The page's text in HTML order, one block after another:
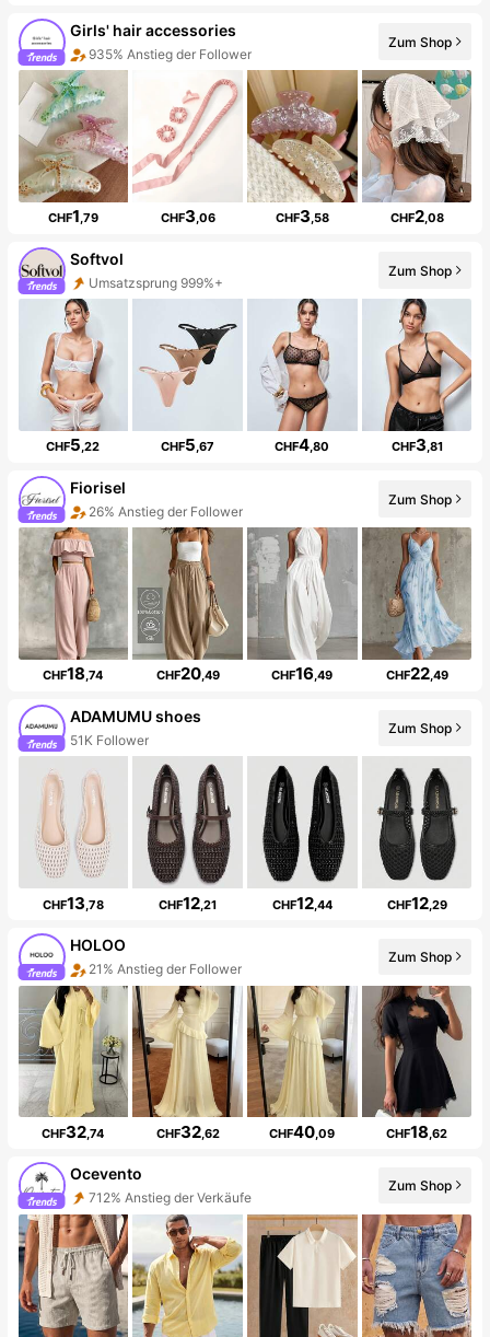
Girls' hair accessories
935% Anstieg der Follower
Zum Shop
CHF1,79 CHF3,06 CHF3,58 CHF2,08
Softvol
Umsatzsprung 999%+
Zum Shop
CHF5,22 CHF5,67 CHF4,80 CHF3,81
Fiorisel
26% Anstieg der Follower
Zum Shop
CHF18,74 CHF20,49 CHF16,49 CHF22,49
ADAMUMU shoes
51K Follower
Zum Shop
CHF13 ,78 CHF12 ,21 CHF12,44 CHF12,29
HOLOO
21% Anstieg der Follower
Zum Shop
CHF32 ,74 CHF32,62 CHF40 ,09 CHF18 ,62
Ocevento
712% Anstieg der Verkäufe
Zum Shop